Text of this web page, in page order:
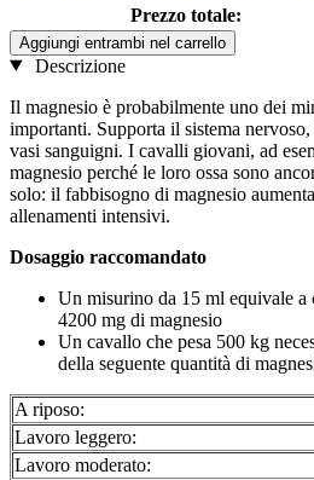
Prezzo totale:
Aggiungi entrambi nel carrello
Descrizione
Il magnesio è probabilmente uno dei
importanti. Supporta il sistema
vasi sanguigni. I cavalli giovani, ad
magnesio perché le loro ossa sono
solo: il fabbisogno di magnesio
allenamenti intensivi.
Dosaggio raccomandato
Un misurino da 15 ml equivale a
4200 mg di magnesio
Un cavallo che pesa 500 kg
della seguente quantità di
A riposo:
Lavoro leggero:
Lavoro moderato: